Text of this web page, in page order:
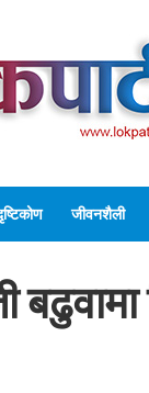
जीवनशैली